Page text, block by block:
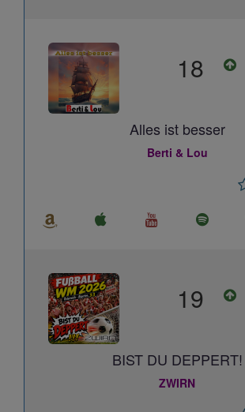
18
Alles ist besser
Berti & Lou
19
BIST DU DEPPERT!
ZWIRN